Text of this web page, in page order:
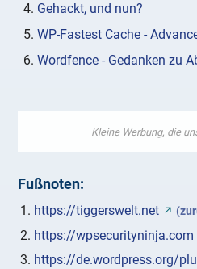
Gehackt, und nun?
WP-Fastest Cache -
Wordfence - Gedanken zu
Fußnoten:
https://tiggerswelt.net
https://wpsecurityninja.com
https://de.wordpress.org/